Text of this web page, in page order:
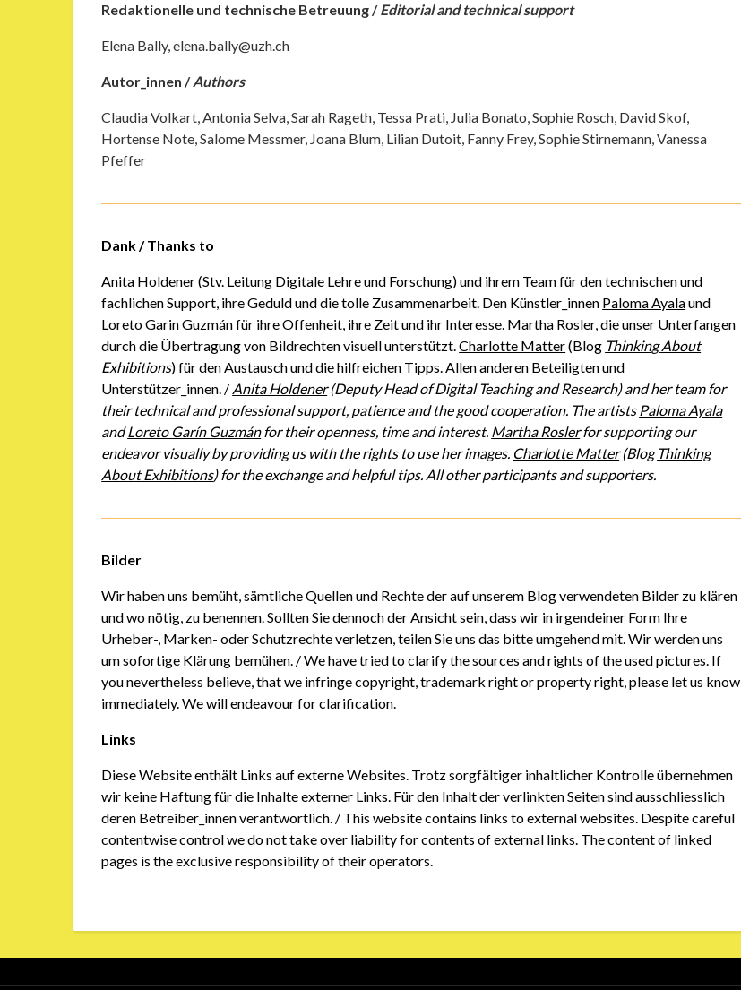
Redaktionelle und technische Betreuung /Editorial and technical support
Elena Bally, elena.bally@uzh.ch
Autor_innen /Authors
Claudia Volkart, Antonia Selva, Sarah Rageth, Tessa Prati, Julia Bonato, Sophie Rosch, David Skof,
Hortense Note, Salome Messmer, Joana Blum, Lilian Dutoit, Fanny Frey, Sophie Stirnemann, Vanessa
Pfeffer
Dank / Thanks to
Anita Holdener(Stv. Leitung Digitale Lehre und Forschung) und ihrem Team für den technischen und
fachlichen Support, ihre Geduld und die tolle Zusammenarbeit. Den Künstler_innen Paloma Ayalaund
Loreto Garin Guzmánfür ihre Offenheit, ihre Zeit und ihr Interesse. Martha Rosler, die unser Unterfangen
durch die Übertragung von Bildrechten visuell unterstützt.Charlotte Matter(Blog Thinking About
Exhibitions) für den Austausch und die hilfreichen Tipps. Allen anderen Beteiligten und
Unterstützer_innen. / Anita Holdener(Deputy Head of Digital Teaching and Research) and her team for
their technical and professional support, patience and the good cooperation. The artists Paloma Ayala
andLoreto Garín Guzmánfor their openness, time and interest. Martha Roslerfor supporting our
endeavor visually by providing us with the rights to use her images. Charlotte Matter(BlogThinking
About Exhibitions) for the exchange and helpful tips. All other participants and supporters.
Bilder
Wir haben uns bemüht, sämtliche Quellen und Rechte der auf unserem Blog verwendeten Bilder zu klären
und wo nötig, zu benennen. Sollten Sie dennoch der Ansicht sein, dass wir in irgendeiner Form Ihre
Urheber-, Marken- oder Schutzrechte verletzen, teilen Sie uns das bitte umgehend mit. Wir werden uns
um sofortige Klärung bemühen. / We have tried to clarify the sources and rights of the used pictures. If
you nevertheless believe, that we infringe copyright, trademark right or property right, please let us know
immediately. We will endeavour for clarification.
Links
Diese Website enthält Links auf externe Websites. Trotz sorgfältiger inhaltlicher Kontrolle übernehmen
wir keine Haftung für die Inhalte externer Links. Für den Inhalt der verlinkten Seiten sind ausschliesslich
deren Betreiber_innen verantwortlich. / This website contains links to external websites. Despite careful
contentwise control we do not take over liability for contents of external links. The content of linked
pages is the exclusive responsibility of their operators.